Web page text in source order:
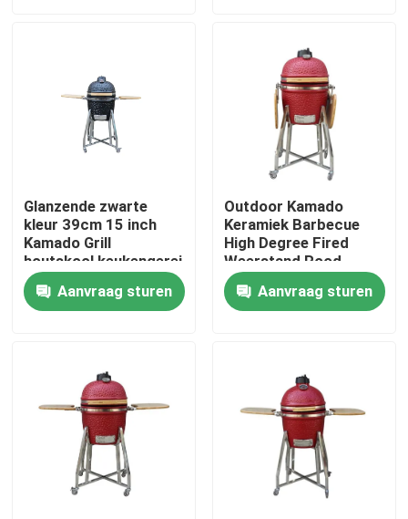
Over ons
Kwaliteitscontrole
Contacteer ons
Keramische Kamado-grill
Keramische barbecuegrill
Glanzende zwarte
kleur 39cm 15 inch
Kamado Grill
houtskool keukengerei
Aanvraag sturen
Outdoor Kamado
Keramiek Barbecue
High Degree Fired
Weerstand Rood
39cm 15 Inch
Aanvraag sturen